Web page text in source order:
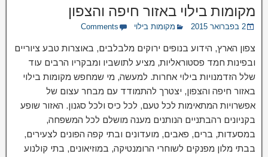
מקומות בילוי באזור חיפה והצפון
2 בפברואר 2015 מקומות בילוי Comments
צפון הארץ, הידוע בנופים ירוקים מלבלבים, באוצרות טבע ציוריים
ובפינות חמד פסטוראליות, מציע לתושביו ומבקריו הרבים עוד
שלל הזדמנויות בילוי אחרות. למעשה, מי שמחפש מקומות בילוי
באזור חיפה והצפון, יצטרך להתמודד עם מבחר עצום של
אפשרויות המתאימות לכל טעם, לכל כיס ולכל סגנון. האזור שופע
בקניונים רהבתניים הנותנים מענה מושלם לכל המשפחה,
במסעדות, ברים, פאבים, מועדונים ובתי קפה הפונים לצעירים,
בבתי מלון מפנקים לשוחרי הרומנטיקה, במוזיאונים, בתי קולנוע